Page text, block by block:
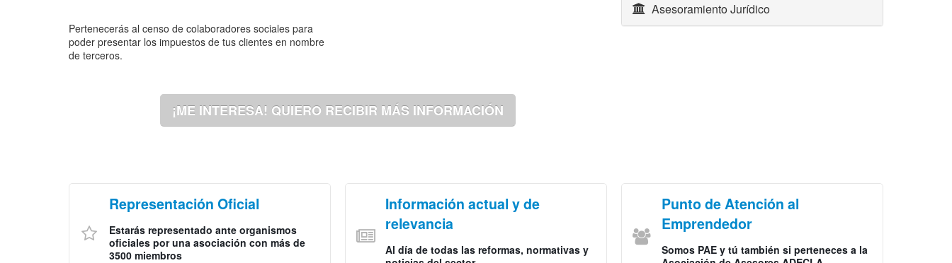
Pertenecerás al censo de colaboradores sociales para
poder presentar los impuestos de tus clientes en nombre
de terceros.
¡ME INTERESA! QUIERO RECIBIR MÁS INFORMACIÓN
Asesoramiento Jurídico
Representación Oficial
Estarás representado ante organismos
oficiales por una asociación con más de
3500 miembros
Información actual y de
relevancia
Al día de todas las reformas, normativas y
Punto de Atención al
Emprendedor
Somos PAE y tú también si perteneces a la